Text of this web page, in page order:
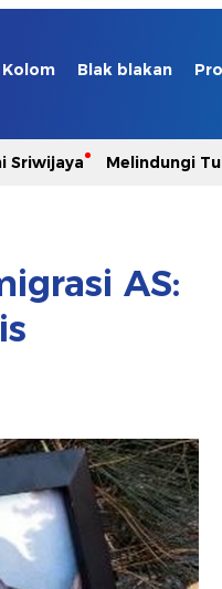
Kolom Blak blakan
Sriwijaya Melindungi
AS: